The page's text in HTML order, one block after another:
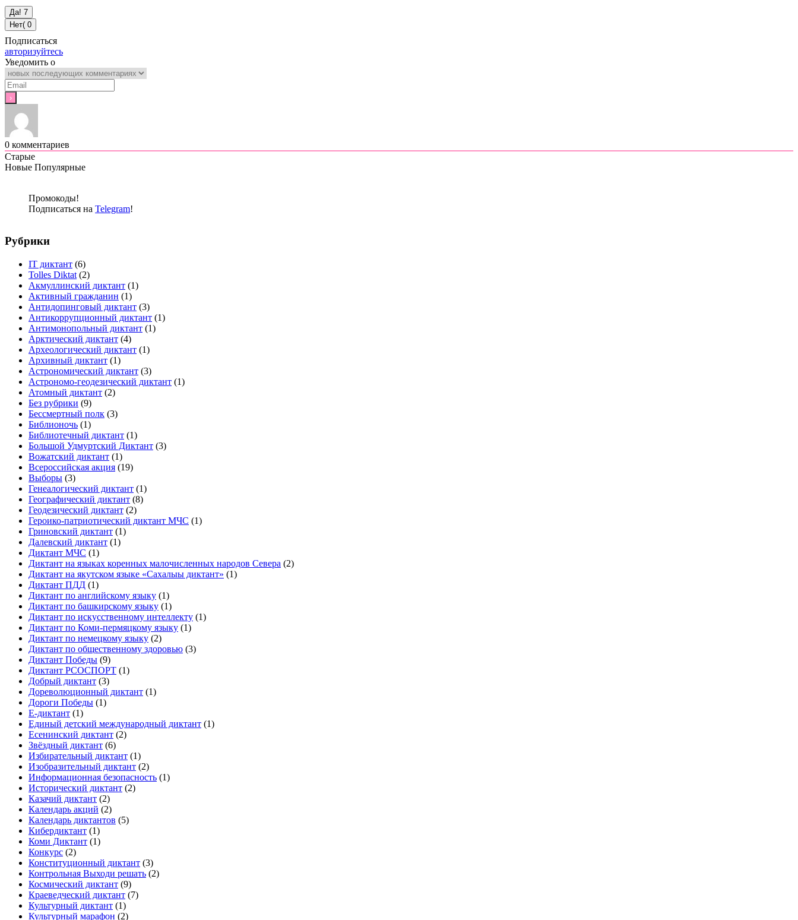
Да! 7
Нет( 0
Подписаться
авторизуйтесь
Уведомить о
0 комментариев
Старые
Новые Популярные
Промокоды!
Подписаться на Telegram!
Рубрики
IT диктант (6)
Tolles Diktat (2)
Акмуллинский диктант (1)
Активный гражданин (1)
Антидопинговый диктант (3)
Антикоррупционный диктант (1)
Антимонопольный диктант (1)
Арктический диктант (4)
Археологический диктант (1)
Архивный диктант (1)
Астрономический диктант (3)
Астрономо-геодезический диктант (1)
Атомный диктант (2)
Без рубрики (9)
Бессмертный полк (3)
Библионочь (1)
Библиотечный диктант (1)
Большой Удмуртский Диктант (3)
Вожатский диктант (1)
Всероссийская акция (19)
Выборы (3)
Генеалогический диктант (1)
Географический диктант (8)
Геодезический диктант (2)
Героико-патриотический диктант МЧС (1)
Гриновский диктант (1)
Далевский диктант (1)
Диктант МЧС (1)
Диктант на языках коренных малочисленных народов Севера (2)
Диктант на якутском языке «Сахалыы диктант» (1)
Диктант ПДД (1)
Диктант по английскому языку (1)
Диктант по башкирскому языку (1)
Диктант по искусственному интеллекту (1)
Диктант по Коми-пермяцкому языку (1)
Диктант по немецкому языку (2)
Диктант по общественному здоровью (3)
Диктант Победы (9)
Диктант РСОСПОРТ (1)
Добрый диктант (3)
Дореволюционный диктант (1)
Дороги Победы (1)
Е-диктант (1)
Единый детский международный диктант (1)
Есенинский диктант (2)
Звёздный диктант (6)
Избирательный диктант (1)
Изобразительный диктант (2)
Информационная безопасность (1)
Исторический диктант (2)
Казачий диктант (2)
Календарь акций (2)
Календарь диктантов (5)
Кибердиктант (1)
Коми Диктант (1)
Конкурс (2)
Конституционный диктант (3)
Контрольная Выходи решать (2)
Космический диктант (9)
Краеведческий диктант (7)
Культурный диктант (1)
Культурный марафон (2)